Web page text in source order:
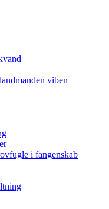
viben
i fangenskab